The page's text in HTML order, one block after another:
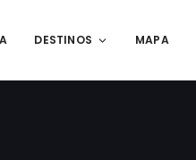
DESTINOS MAPA